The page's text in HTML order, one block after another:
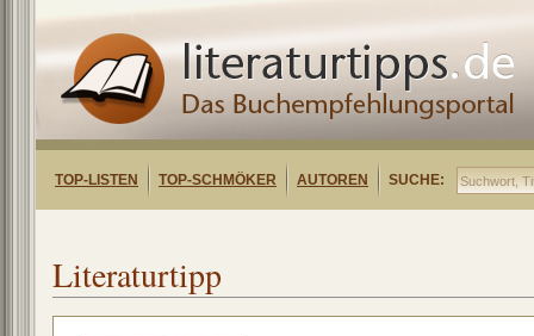
TOP-LISTEN TOP-SCHMÖKER AUTOREN SUCHE:
Literaturtipp